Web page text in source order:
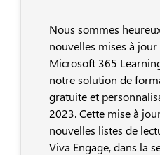
Nous sommes
nouvelles mises à
Microsoft 365
notre solution de
gratuite et
2023. Cette mise à
nouvelles listes de
Viva Engage, dans la